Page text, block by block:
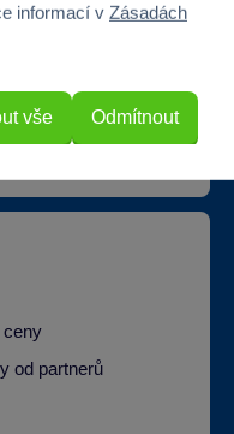
22 220 výdejních míst
ceny
od partnerů
informací v Zásadách
Odmítnout
vše